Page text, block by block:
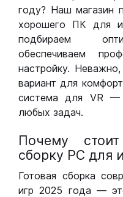
году? Наш магазин
хорошего ПК для
подбираем
обеспечиваем
настройку.
вариант для
система для VR —
любых задач.
Почему
сборку РС для
Готовая сборка
игр 2025 года —